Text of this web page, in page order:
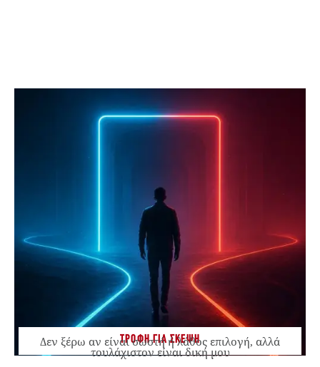
ΤΡΟΦΗ ΓΙΑ ΣΚΕΨΗ
Δεν ξέρω αν είναι σωστή ή λάθος επιλογή, αλλά
τουλάχιστον είναι δική μου